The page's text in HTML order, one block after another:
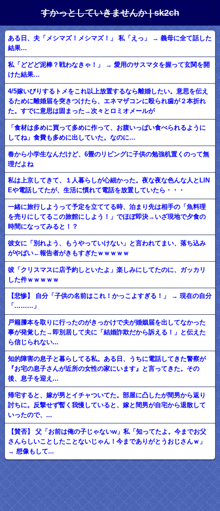
すかっとしていきませんか | sk2ch
ある日、夫「メシマズ！メシマズ！」 私「えっ」 → 義母に全て話した
結果…
私「どどど泥棒？戦わなきゃ！」 → 愛用のサスマタを握って玄関を開
けた結果…
4/5嫁いびりするトメをこれ以上放置するなら離婚したい。意思を伝え
るために離婚届を突きつけたら、エネマザコンに殴られ歯が２本折れ
た。すでに意思は固まった→次々とロミオメールが
「食材は多めに買って多めに作って、お腹いっぱい食べられるように
してね」食費も多めに出していた。なのに…
春から小学生なんだけど、6畳のリビングに子供の勉強机置くのって無
理だよね
私は上京してきて、１人暮らしが心細かった。夜な夜な色んな人とLIN
Eや電話してたが、生活に慣れて電話を放置していたら・・・
一緒に旅行しようって予定を立ててる時、泊まり先は相手の「魚料理
を売りにしてるこの旅館にしよう！」でほぼ即決→いざ現地で夕食の
時間になってみると！？
彼女に「別れよう、もうやっていけない」と言われてまい、落ち込み
がやばい←報告者がきもすぎたｗｗｗｗｗ
彼「クリスマスに店予約しといたよ」楽しみにしてたのに、ガッカリ
した件ｗｗｗｗｗ
【悲惨】 自分「子供の名前はこれ！かっこよすぎる！」 → 現在の自分
「………」
戸籍謄本を取りに行ったのがきっかけで夫が婚姻届を出してなかった
事が発覚した→即別居して夫に「結婚詐欺だから訴える！」と伝えた
ら信じられない...
知的障害の息子と暮らしてる私。ある日、うちに電話してきた警察が
『お宅の息子さんが近所の女性の家にいます』と言ってきた。その
後、息子を迎え...
帰宅すると、嫁が男とイチャついてた。部屋に凸したが間男から返り
討ちに。反撃せず暫く我慢していると、嫁と間男が自宅から退散して
いったので、...
【賛否】 父「お前は俺の子じゃないw」私「知ってたよ。今までお父
さんらしいことしたことないじゃん！今までありがとうおじさんｗ」
→ 想像もして...